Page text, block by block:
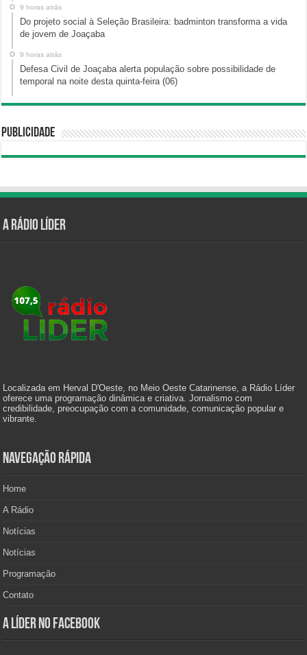
9 horas atrás
Do projeto social à Seleção Brasileira: badminton transforma a vida
de jovem de Joaçaba
9 horas atrás
Defesa Civil de Joaçaba alerta população sobre possibilidade de
temporal na noite desta quinta-feira (06)
Publicidade
A Rádio Líder
Localizada em Herval D'Oeste, no Meio Oeste Catarinense, a Rádio Líder
oferece uma programação dinâmica e criativa. Jornalismo com
credibilidade, preocupação com a comunidade, comunicação popular e
vibrante.
Navegação Rápida
Home
A Rádio
Notícias
Notícias
Programação
Contato
A Líder no Facebook